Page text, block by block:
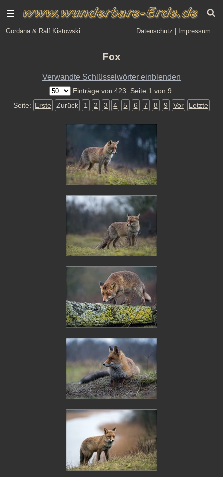
Gordana & Ralf Kistowski Datenschutz Impressum
Fox
Verwandte Schlüsselwörter einblenden
Einträge von 423. Seite 1 von 9.
Seite: Erste Zurück 1 2 3 4 5 6 7 8 9 Vor Letzte